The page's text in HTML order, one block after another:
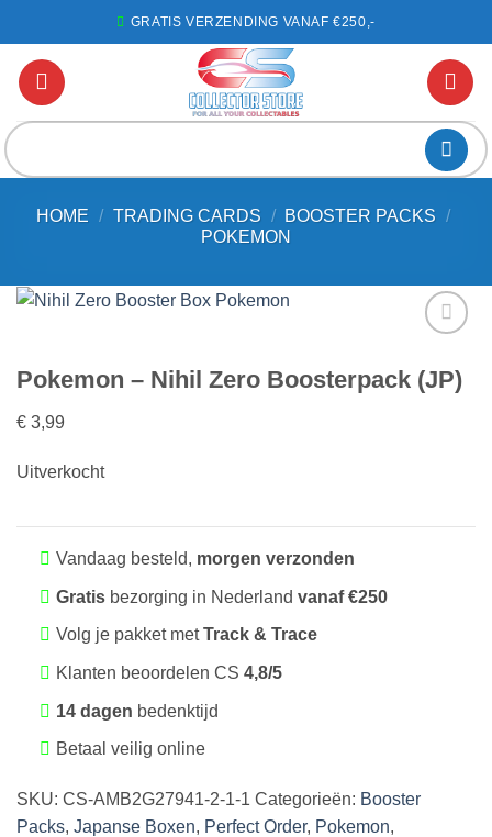
naar
inhoud
GRATIS VERZENDING VANAF €250,-
HOME / TRADING CARDS / BOOSTER PACKS /
POKEMON
aan
favorieten
Pokemon – Nihil Zero Boosterpack (JP)
€ 3,99
Uitverkocht
Vandaag besteld, morgen verzonden
Gratisbezorging in Nederland vanaf €250
Volg je pakket metTrack & Trace
Klanten beoordelen CS 4,8/5
14 dagen bedenktijd
Betaal veilig online
SKU: CS-AMB2G27941-2-1-1 Categorieën: Booster
Packs, Japanse Boxen, Perfect Order, Pokemon,